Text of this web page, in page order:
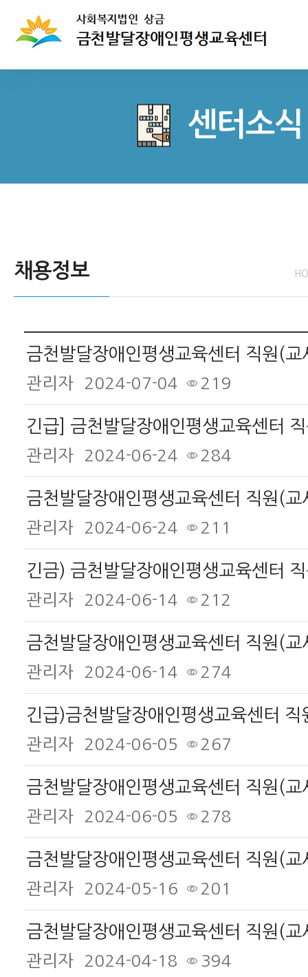
센터소식
채용정보
관리자 2024-07-04 219
관리자 2024-06-24 284
관리자 2024-06-24 211
관리자 2024-06-14 212
관리자 2024-06-14 274
관리자 2024-06-05 267
관리자 2024-06-05 278
금천발달장애인평생교육센터 직원(교
관리자 2024-05-16 201
금천발달장애인평생교육센터 직원(교
관리자 2024-04-18 394